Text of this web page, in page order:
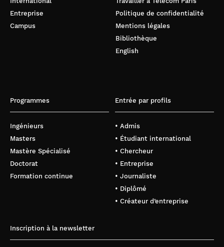
Entreprise
Campus
Politique de confidentialité
Mentions légales
Bibliothèque
English
Programmes
Ingénieurs
Masters
Mastère Spécialisé
Doctorat
Formation continue
Entrée par profils
• Admis
• Étudiant international
• Chercheur
• Entreprise
• Journaliste
• Diplômé
• Créateur d’entreprise
Inscription à la newsletter